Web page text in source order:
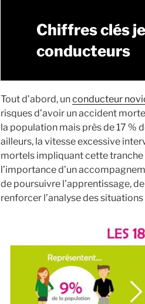
Chiffres clés
conducteurs
Tout d’abord, unconducteur
risques d’avoir un accident
la population mais près de 17 %
ailleurs, la vitesse excessive
mortels impliquant cette tranche
l’importance d’un
de poursuivre l’apprentissage,
renforcer l’analyse des